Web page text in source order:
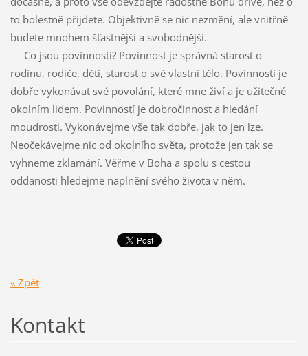
to bolestně přijdete. Objektivně se nic nezmění, ale vnitřně
budete mnohem šťastnější a svobodnější.
Co jsou povinnosti? Povinnost je správná starost o
rodinu, rodiče, děti, starost o své vlastní tělo. Povinností je
dobře vykonávat své povolání, které mne živí a je užitečné
okolním lidem. Povinností je dobročinnost a hledání
moudrosti. Vykonávejme vše tak dobře, jak to jen lze.
Neočekávejme nic od okolního světa, protože jen tak se
vyhneme zklamání. Věřme v Boha a spolu s cestou
oddanosti hledejme naplnění svého života v něm.
« Zpět
Kontakt